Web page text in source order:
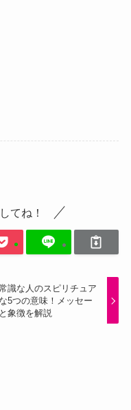
てね！
識な人のスピリチュア
5つの意味！メッセー
象徴を解説